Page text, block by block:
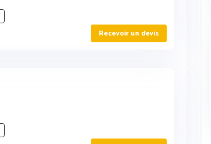
Recevoir un devis